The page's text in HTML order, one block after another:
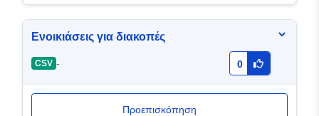
Ενοικιάσεις για διακοπές
CSV - 0
Προεπισκόπηση